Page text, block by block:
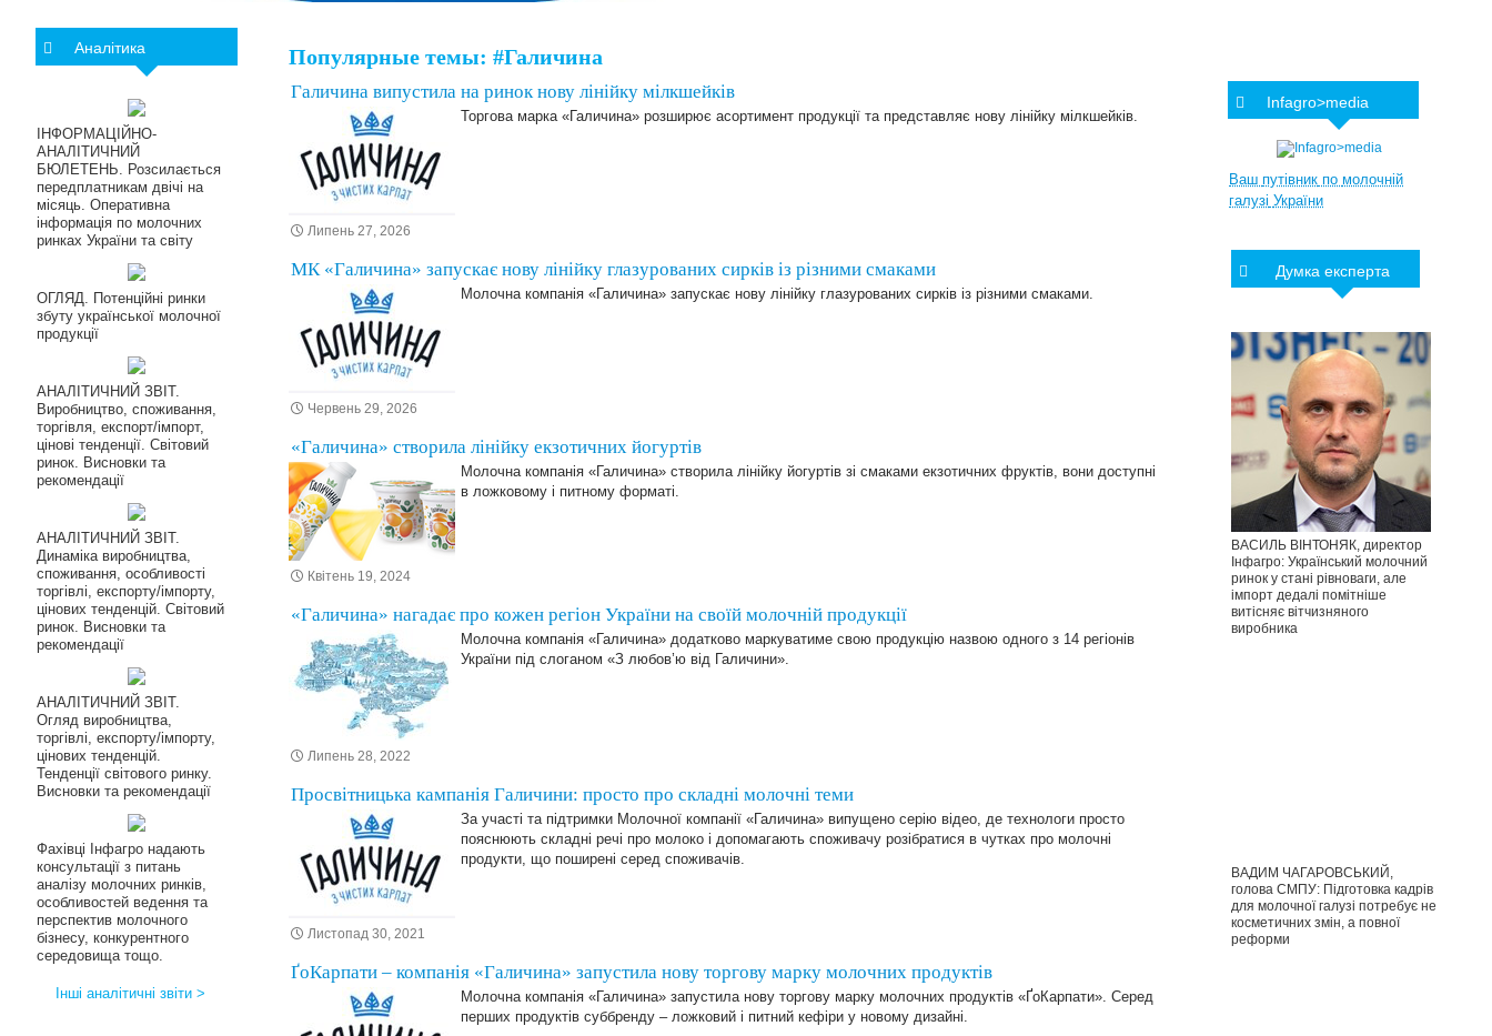
Популярные темы: #Галичина
Галичина випустила на ринок нову лінійку мілкшейків
Торгова марка «Галичина» розширює асортимент продукції та представляє нову лінійку мілкшейків.
Липень 27, 2026
МК «Галичина» запускає нову лінійку глазурованих сирків із різними смаками
Молочна компанія «Галичина» запускає нову лінійку глазурованих сирків із різними смаками.
Червень 29, 2026
«Галичина» створила лінійку екзотичних йогуртів
Молочна компанія «Галичина» створила лінійку йогуртів зі смаками екзотичних фруктів, вони доступні
в ложковому і питному форматі.
Квітень 19, 2024
«Галичина» нагадає про кожен регіон України на своїй молочній продукції
Молочна компанія «Галичина» додатково маркуватиме свою продукцію назвою одного з 14 регіонів
України під слоганом «З любов’ю від Галичини».
Липень 28, 2022
Просвітницька кампанія Галичини: просто про складні молочні теми
За участі та підтримки Молочної компанії «Галичина» випущено серію відео, де технологи просто
пояснюють складні речі про молоко і допомагають споживачу розібратися в чутках про молочні
продукти, що поширені серед споживачів.
Листопад 30, 2021
ҐоКарпати – компанія «Галичина» запустила нову торгову марку молочних продуктів
Молочна компанія «Галичина» запустила нову торгову марку молочних продуктів «ҐоКарпати». Серед
перших продуктів суббренду – ложковий і питний кефіри у новому дизайні.
Infagro>media
Ваш путівник по молочній
галузі України
Думка експерта
ВАСИЛЬ ВІНТОНЯК, директор
Інфагро: Український молочний
ринок у стані рівноваги, але
імпорт дедалі помітніше
витісняє вітчизняного
виробника
ВАДИМ ЧАГАРОВСЬКИЙ,
голова СМПУ: Підготовка кадрів
для молочної галузі потребує не
косметичних змін, а повної
реформи
Аналітика
ІНФОРМАЦІЙНО-
АНАЛІТИЧНИЙ
БЮЛЕТЕНЬ. Розсилається
передплатникам двічі на
місяць. Оперативна
інформація по молочних
ринках України та світу
ОГЛЯД. Потенційні ринки
збуту української молочної
продукції
АНАЛІТИЧНИЙ ЗВІТ.
Виробництво, споживання,
торгівля, експорт/імпорт,
цінові тенденції. Світовий
ринок. Висновки та
рекомендації
АНАЛІТИЧНИЙ ЗВІТ.
Динаміка виробництва,
споживання, особливості
торгівлі, експорту/імпорту,
цінових тенденцій. Світовий
ринок. Висновки та
рекомендації
АНАЛІТИЧНИЙ ЗВІТ.
Огляд виробництва,
торгівлі, експорту/імпорту,
цінових тенденцій.
Тенденції світового ринку.
Висновки та рекомендації
Фахівці Інфагро надають
консультації з питань
аналізу молочних ринків,
особливостей ведення та
перспектив молочного
бізнесу, конкурентного
середовища тощо.
Інші аналітичні звіти >